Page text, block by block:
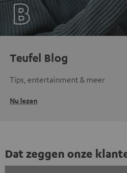
Teufel Blog
Tips, entertainment & meer
Nu lezen
Dat zeggen onze